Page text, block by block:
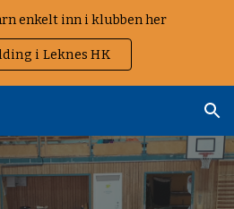
enkelt inn i klubben her
i Leknes HK